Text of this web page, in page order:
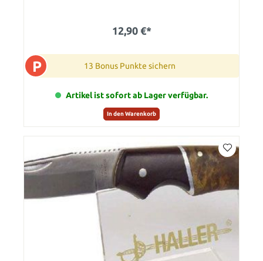
12,90 €*
P 13 Bonus Punkte sichern
Artikel ist sofort ab Lager verfügbar.
In den Warenkorb